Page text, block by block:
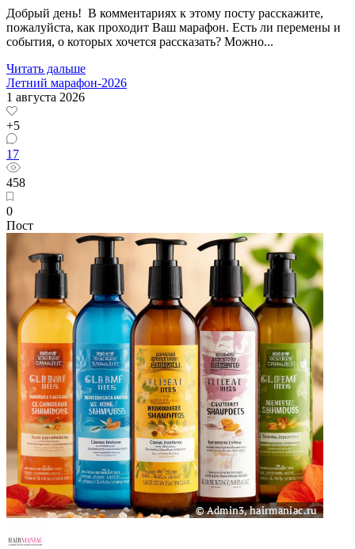
Добрый день! В комментариях к этому посту расскажите,
пожалуйста, как проходит Ваш марафон. Есть ли перемены и
события, о которых хочется рассказать? Можно...
Читать дальше
Летний марафон-2026
1 августа 2026
+5
17
458
0
Пост